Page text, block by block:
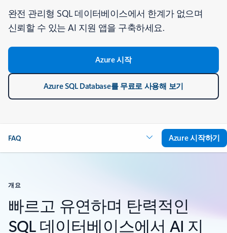
완전 관리형 SQL 데이터베이스에서 한계가 없으며
신뢰할 수 있는 AI 지원 앱을 구축하세요.
Azure 시작
Azure SQL Database를 무료로 사용해 보기
FAQ Azure 시작하기
개요
빠르고 유연하며 탄력적인
SQL 데이터베이스에서 AI 지